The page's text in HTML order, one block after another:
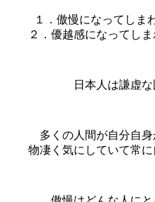
１．傲慢になってしま
２．優越感になってし
日本人は謙虚な
多くの人間が自分自
物凄く気にしていて常に